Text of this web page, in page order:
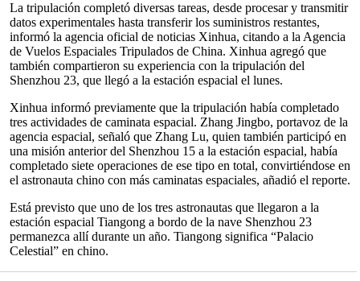
La tripulación completó diversas tareas, desde procesar y transmitir
datos experimentales hasta transferir los suministros restantes,
informó la agencia oficial de noticias Xinhua, citando a la Agencia
de Vuelos Espaciales Tripulados de China. Xinhua agregó que
también compartieron su experiencia con la tripulación del
Shenzhou 23, que llegó a la estación espacial el lunes.
Xinhua informó previamente que la tripulación había completado
tres actividades de caminata espacial. Zhang Jingbo, portavoz de la
agencia espacial, señaló que Zhang Lu, quien también participó en
una misión anterior del Shenzhou 15 a la estación espacial, había
completado siete operaciones de ese tipo en total, convirtiéndose en
el astronauta chino con más caminatas espaciales, añadió el reporte.
Está previsto que uno de los tres astronautas que llegaron a la
estación espacial Tiangong a bordo de la nave Shenzhou 23
permanezca allí durante un año. Tiangong significa “Palacio
Celestial” en chino.